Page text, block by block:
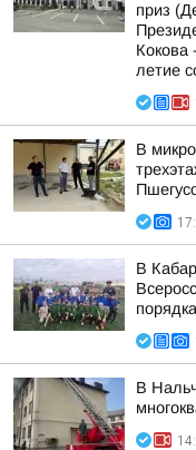
приз
Кокова
летие
В
В
В